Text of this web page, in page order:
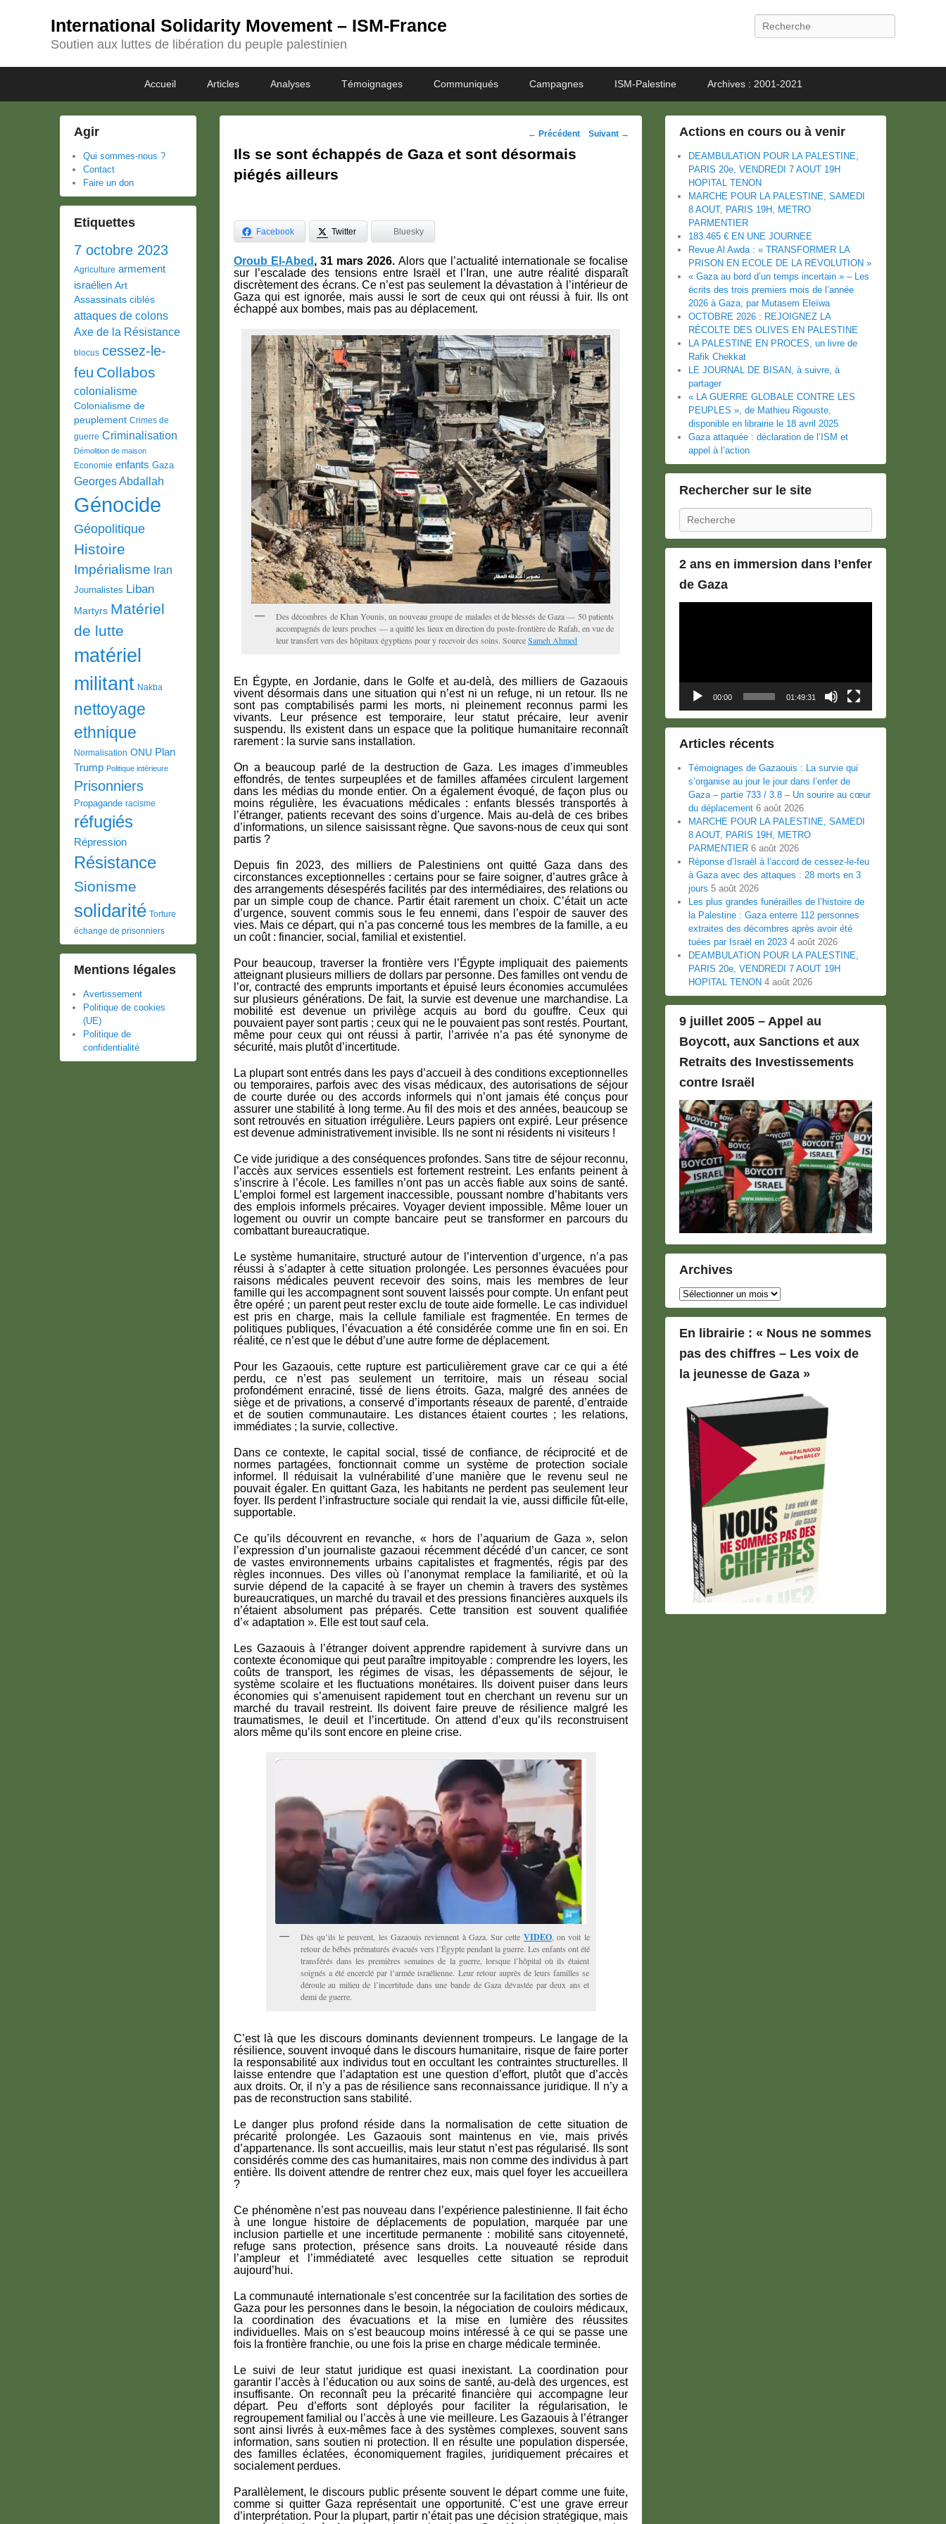
International Solidarity Movement – ISM-France
Soutien aux luttes de libération du peuple palestinien
Recherche
menu
Accueil Articles Analyses Témoignages Communiqués Campagnes ISM-Palestine Archives : 2001-2021
Navigation
des
← Précédent Suivant →
Ils se sont échappés de Gaza et sont désormais
piégés ailleurs
Facebook Twitter Bluesky
Oroub El-Abed , 31 mars 2026. Alors que l’actualité internationale se focalise
sur l’escalade des tensions entre Israël et l’Iran, une autre réalité disparaît
discrètement des écrans. Ce n’est pas seulement la dévastation à l’intérieur de
Gaza qui est ignorée, mais aussi le sort de ceux qui ont réussi à fuir. Ils ont
échappé aux bombes, mais pas au déplacement.
Des décombres de Khan Younis, un nouveau groupe de malades et de blessés de Gaza — 50 patients
accompagnés de leurs proches — a quitté les lieux en direction du poste-frontière de Rafah, en vue de
leur transfert vers des hôpitaux égyptiens pour y recevoir des soins. SourceSameh Ahmed
En Égypte, en Jordanie, dans le Golfe et au-delà, des milliers de Gazaouis
vivent désormais dans une situation qui n’est ni un refuge, ni un retour. Ils ne
sont pas comptabilisés parmi les morts, ni pleinement reconnus parmi les
vivants. Leur présence est temporaire, leur statut précaire, leur avenir
suspendu. Ils existent dans un espace que la politique humanitaire reconnaît
rarement : la survie sans installation.
On a beaucoup parlé de la destruction de Gaza. Les images d’immeubles
effondrés, de tentes surpeuplées et de familles affamées circulent largement
dans les médias du monde entier. On a également évoqué, de façon plus ou
moins régulière, les évacuations médicales : enfants blessés transportés à
l’étranger, patients recevant des soins d’urgence. Mais au-delà de ces bribes
d’informations, un silence saisissant règne. Que savons-nous de ceux qui sont
partis ?
Depuis fin 2023, des milliers de Palestiniens ont quitté Gaza dans des
circonstances exceptionnelles : certains pour se faire soigner, d’autres grâce à
des arrangements désespérés facilités par des intermédiaires, des relations ou
par un simple coup de chance. Partir était rarement un choix. C’était un acte
d’urgence, souvent commis sous le feu ennemi, dans l’espoir de sauver des
vies. Mais ce départ, qui n’a pas concerné tous les membres de la famille, a eu
un coût : financier, social, familial et existentiel.
Pour beaucoup, traverser la frontière vers l’Égypte impliquait des paiements
atteignant plusieurs milliers de dollars par personne. Des familles ont vendu de
l’or, contracté des emprunts importants et épuisé leurs économies accumulées
sur plusieurs générations. De fait, la survie est devenue une marchandise. La
mobilité est devenue un privilège acquis au bord du gouffre. Ceux qui
pouvaient payer sont partis ; ceux qui ne le pouvaient pas sont restés. Pourtant,
même pour ceux qui ont réussi à partir, l’arrivée n’a pas été synonyme de
sécurité, mais plutôt d’incertitude.
La plupart sont entrés dans les pays d’accueil à des conditions exceptionnelles
ou temporaires, parfois avec des visas médicaux, des autorisations de séjour
de courte durée ou des accords informels qui n’ont jamais été conçus pour
assurer une stabilité à long terme. Au fil des mois et des années, beaucoup se
sont retrouvés en situation irrégulière. Leurs papiers ont expiré. Leur présence
est devenue administrativement invisible. Ils ne sont ni résidents ni visiteurs !
Ce vide juridique a des conséquences profondes. Sans titre de séjour reconnu,
l’accès aux services essentiels est fortement restreint. Les enfants peinent à
s’inscrire à l’école. Les familles n’ont pas un accès fiable aux soins de santé.
L’emploi formel est largement inaccessible, poussant nombre d’habitants vers
des emplois informels précaires. Voyager devient impossible. Même louer un
logement ou ouvrir un compte bancaire peut se transformer en parcours du
combattant bureaucratique.
Le système humanitaire, structuré autour de l’intervention d’urgence, n’a pas
réussi à s’adapter à cette situation prolongée. Les personnes évacuées pour
raisons médicales peuvent recevoir des soins, mais les membres de leur
famille qui les accompagnent sont souvent laissés pour compte. Un enfant peut
être opéré ; un parent peut rester exclu de toute aide formelle. Le cas individuel
est pris en charge, mais la cellule familiale est fragmentée. En termes de
politiques publiques, l’évacuation a été considérée comme une fin en soi. En
réalité, ce n’est que le début d’une autre forme de déplacement.
Pour les Gazaouis, cette rupture est particulièrement grave car ce qui a été
perdu, ce n’est pas seulement un territoire, mais un réseau social
profondément enraciné, tissé de liens étroits. Gaza, malgré des années de
siège et de privations, a conservé d’importants réseaux de parenté, d’entraide
et de soutien communautaire. Les distances étaient courtes ; les relations,
immédiates ; la survie, collective.
Dans ce contexte, le capital social, tissé de confiance, de réciprocité et de
normes partagées, fonctionnait comme un système de protection sociale
informel. Il réduisait la vulnérabilité d’une manière que le revenu seul ne
pouvait égaler. En quittant Gaza, les habitants ne perdent pas seulement leur
foyer. Ils perdent l’infrastructure sociale qui rendait la vie, aussi difficile fût-elle,
supportable.
Ce qu’ils découvrent en revanche, « hors de l’aquarium de Gaza », selon
l’expression d’un journaliste gazaoui récemment décédé d’un cancer, ce sont
de vastes environnements urbains capitalistes et fragmentés, régis par des
règles inconnues. Des villes où l’anonymat remplace la familiarité, et où la
survie dépend de la capacité à se frayer un chemin à travers des systèmes
bureaucratiques, un marché du travail et des pressions financières auxquels ils
n’étaient absolument pas préparés. Cette transition est souvent qualifiée
d’« adaptation ». Elle est tout sauf cela.
Les Gazaouis à l’étranger doivent apprendre rapidement à survivre dans un
contexte économique qui peut paraître impitoyable : comprendre les loyers, les
coûts de transport, les régimes de visas, les dépassements de séjour, le
système scolaire et les fluctuations monétaires. Ils doivent puiser dans leurs
économies qui s’amenuisent rapidement tout en cherchant un revenu sur un
marché du travail restreint. Ils doivent faire preuve de résilience malgré les
traumatismes, le deuil et l’incertitude. On attend d’eux qu’ils reconstruisent
alors même qu’ils sont encore en pleine crise.
Dès qu’ils le peuvent, les Gazaouis reviennent à Gaza. Sur cette VIDEO, on voit le
retour de bébés prématurés évacués vers l’Égypte pendant la guerre. Les enfants ont été
transférés dans les premières semaines de la guerre, lorsque l’hôpital où ils étaient
soignés a été encerclé par l’armée israélienne. Leur retour auprès de leurs familles se
déroule au milieu de l’incertitude dans une bande de Gaza dévastée par deux ans et
demi de guerre.
C’est là que les discours dominants deviennent trompeurs. Le langage de la
résilience, souvent invoqué dans le discours humanitaire, risque de faire porter
la responsabilité aux individus tout en occultant les contraintes structurelles. Il
laisse entendre que l’adaptation est une question d’effort, plutôt que d’accès
aux droits. Or, il n’y a pas de résilience sans reconnaissance juridique. Il n’y a
pas de reconstruction sans stabilité.
Le danger plus profond réside dans la normalisation de cette situation de
précarité prolongée. Les Gazaouis sont maintenus en vie, mais privés
d’appartenance. Ils sont accueillis, mais leur statut n’est pas régularisé. Ils sont
considérés comme des cas humanitaires, mais non comme des individus à part
entière. Ils doivent attendre de rentrer chez eux, mais quel foyer les accueillera
?
Ce phénomène n’est pas nouveau dans l’expérience palestinienne. Il fait écho
à une longue histoire de déplacements de population, marquée par une
inclusion partielle et une incertitude permanente : mobilité sans citoyenneté,
refuge sans protection, présence sans droits. La nouveauté réside dans
l’ampleur et l’immédiateté avec lesquelles cette situation se reproduit
aujourd’hui.
La communauté internationale s’est concentrée sur la facilitation des sorties de
Gaza pour les personnes dans le besoin, la négociation de couloirs médicaux,
la coordination des évacuations et la mise en lumière des réussites
individuelles. Mais on s’est beaucoup moins intéressé à ce qui se passe une
fois la frontière franchie, ou une fois la prise en charge médicale terminée.
Le suivi de leur statut juridique est quasi inexistant. La coordination pour
garantir l’accès à l’éducation ou aux soins de santé, au-delà des urgences, est
insuffisante. On reconnaît peu la précarité financière qui accompagne leur
départ. Peu d’efforts sont déployés pour faciliter la régularisation, le
regroupement familial ou l’accès à une vie meilleure. Les Gazaouis à l’étranger
sont ainsi livrés à eux-mêmes face à des systèmes complexes, souvent sans
information, sans soutien ni protection. Il en résulte une population dispersée,
des familles éclatées, économiquement fragiles, juridiquement précaires et
socialement perdues.
Parallèlement, le discours public présente souvent le départ comme une fuite,
comme si quitter Gaza représentait une opportunité. C’est une grave erreur
d’interprétation. Pour la plupart, partir n’était pas une décision stratégique, mais
Actions en cours ou à venir
DEAMBULATION POUR LA PALESTINE,
PARIS 20e, VENDREDI 7 AOUT 19H
HOPITAL TENON
MARCHE POUR LA PALESTINE, SAMEDI
8 AOUT, PARIS 19H, METRO
PARMENTIER
183.465 € EN UNE JOURNEE
Revue Al Awda : « TRANSFORMER LA
PRISON EN ECOLE DE LA REVOLUTION »
« Gaza au bord d’un temps incertain » – Les
écrits des trois premiers mois de l’année
2026 à Gaza, par Mutasem Eleïwa
OCTOBRE 2026 : REJOIGNEZ LA
RÉCOLTE DES OLIVES EN PALESTINE
LA PALESTINE EN PROCES, un livre de
Rafik Chekkat
LE JOURNAL DE BISAN, à suivre, à
partager
« LA GUERRE GLOBALE CONTRE LES
PEUPLES », de Mathieu Rigouste,
disponible en librairie le 18 avril 2025
Gaza attaquée : déclaration de l’ISM et
appel à l’action
Rechercher sur le site
Recherche
2 ans en immersion dans l’enfer
de Gaza
00:00 01:49:31
Articles récents
Témoignages de Gazaouis : La survie qui
s’organise au jour le jour dans l’enfer de
Gaza – partie 733 / 3.8 – Un sourire au cœur
du déplacement 6 août 2026
MARCHE POUR LA PALESTINE, SAMEDI
8 AOUT, PARIS 19H, METRO
PARMENTIER 6 août 2026
Réponse d’Israël à l’accord de cessez-le-feu
à Gaza avec des attaques : 28 morts en 3
jours 5 août 2026
Les plus grandes funérailles de l’histoire de
la Palestine : Gaza enterre 112 personnes
extraites des décombres après avoir été
tuées par Israël en 2023 4 août 2026
DEAMBULATION POUR LA PALESTINE,
PARIS 20e, VENDREDI 7 AOUT 19H
HOPITAL TENON 4 août 2026
9 juillet 2005 – Appel au
Boycott, aux Sanctions et aux
Retraits des Investissements
contre Israël
Archives
Archives
En librairie : « Nous ne sommes
pas des chiffres – Les voix de
la jeunesse de Gaza »
Agir
Qui sommes-nous ?
Contact
Faire un don
Etiquettes
7 octobre 2023
Agriculture armement
israélien Art
Assassinats ciblés
attaques de colons
Axe de la Résistance
blocus cessez-le-
feu Collabos
colonialisme
Colonialisme de
peuplement Crimes de
guerre Criminalisation
Démolition de maison
Economie enfants Gaza
Georges Abdallah
Génocide
Géopolitique
Histoire
Impérialisme Iran
Journalistes Liban
Martyrs Matériel
de lutte
matériel
militant Nakba
nettoyage
ethnique
Normalisation ONU Plan
Trump Politique intérieure
Prisonniers
Propagande racisme
réfugiés
Répression
Résistance
Sionisme
solidarité Torture
échange de prisonniers
Mentions légales
Avertissement
Politique de cookies
(UE)
Politique de
confidentialité